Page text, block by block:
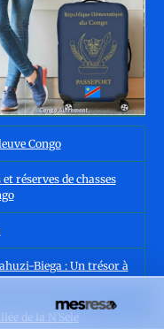
Congo
réserves de chasses
Biega : Un trésor à
de la N’Sele